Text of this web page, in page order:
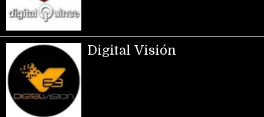
Digital Visión